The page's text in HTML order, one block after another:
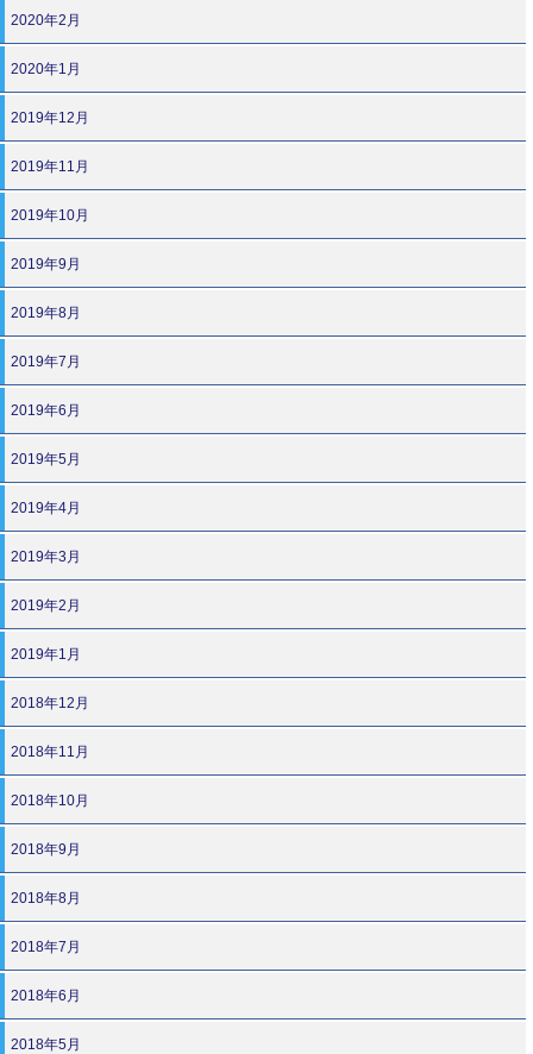
2020年2月
2020年1月
2019年12月
2019年11月
2019年10月
2019年9月
2019年8月
2019年7月
2019年6月
2019年5月
2019年4月
2019年3月
2019年2月
2019年1月
2018年12月
2018年11月
2018年10月
2018年9月
2018年8月
2018年7月
2018年6月
2018年5月